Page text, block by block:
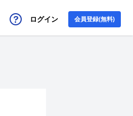
ログイン 会員登録(無料)